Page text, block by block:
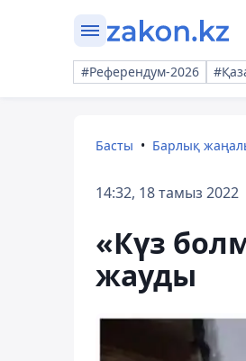
#Референдум-2026
Басты Барлық
14:32, 18 тамыз 2022
«Күз
жауды